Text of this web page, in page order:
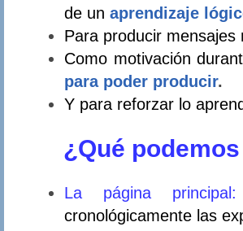
de un aprendizaje
Para producir mensajes
Como motivación
para poder producir.
Y para reforzar lo
¿Qué
La página principal:
cronológicamente las